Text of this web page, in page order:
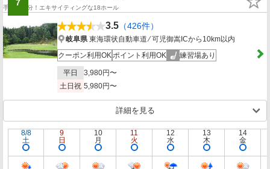
7
手応え十分！エキサイティングな18ホール
3.5 （426件）
岐阜県東海環状自動車道 ⁄ 可児御嵩ICから10km以内
クーポン利用OKポイント利用OK 練習場あり
平日
3,980円〜
土日祝 5,980円〜
詳細を見る
8/8
土
9
日
10
月
11
火
12
水
13
木
14
金